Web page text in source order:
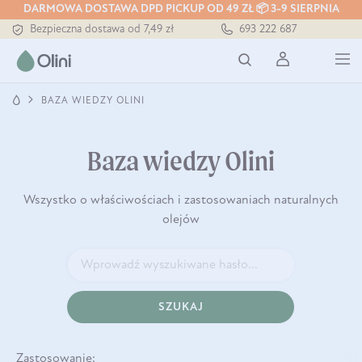
DARMOWA DOSTAWA DPD PICKUP OD 49 ZŁ 📦 3-9 SIERPNIA
Bezpieczna dostawa od 7,49 zł
Darmowa dostawa od 199 zł
Tłoczony zawsze na zimno
693 222 687
BAZA WIEDZY OLINI
Baza wiedzy Olini
Wszystko o właściwościach i zastosowaniach naturalnych
olejów
SZUKAJ
Zastosowanie: